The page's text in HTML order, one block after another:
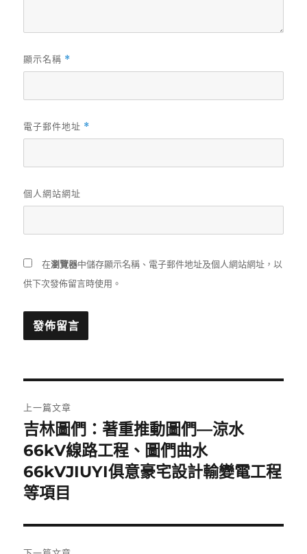
顯示名稱 *
電子郵件地址 *
個人網站網址
在瀏覽器中儲存顯示名稱、電子郵件地址及個人網站網址，以
供下次發佈留言時使用。
章
導
覽
上一篇文章
上
一
篇
文
章:
吉林圖們：著重推動圖們—涼水
66kV線路工程、圖們曲水
66kVJIUYI俱意豪宅設計輸變電工程
等項目